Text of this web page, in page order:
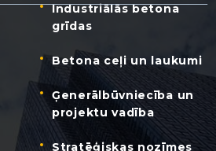
Industriālās betona
grīdas
Betona ceļi un laukumi
Ģenerālbūvniecība un
projektu vadība
Stratēģiskas nozīmes